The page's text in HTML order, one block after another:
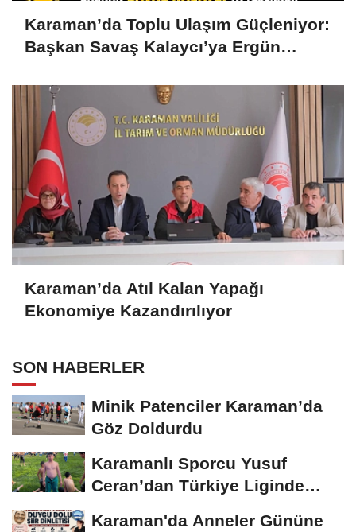
Karaman’da Toplu Ulaşım Güçleniyor:
Başkan Savaş Kalaycı’ya Ergün
Karaman’da Atıl Kalan Yapağı
Ekonomiye Kazandırılıyor
SON HABERLER
Minik Patenciler Karaman’da
Göz Doldurdu
Karamanlı Sporcu Yusuf
Ceran’dan Türkiye Liginde
Karaman'da Anneler Gününe